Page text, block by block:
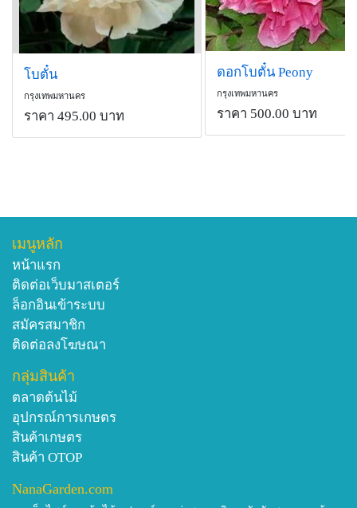
โบตั๋น
กรุงเทพมหานคร
ราคา 495.00 บาท
ดอกโบตั๋น Peony
กรุงเทพมหานคร
ราคา 500.00 บาท
เมนูหลัก
หน้าแรก
ติดต่อเว็บมาสเตอร์
ล็อกอินเข้าระบบ
สมัครสมาชิก
ติดต่อลงโฆษณา
กลุ่มสินค้า
ตลาดต้นไม้
อุปกรณ์การเกษตร
สินค้าเกษตร
สินค้า OTOP
NanaGarden.com